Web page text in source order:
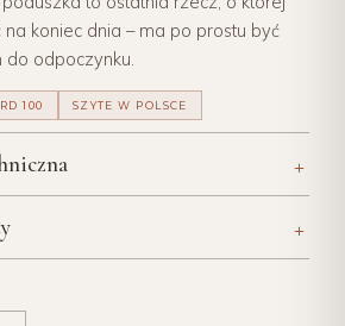
koniec dnia – ma po prostu być
do odpoczynku.
100 SZYTE W POLSCE
+
+